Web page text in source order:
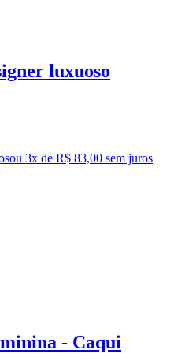
luxuoso
ou 3x de R$ 83,00 sem juros
- Caqui